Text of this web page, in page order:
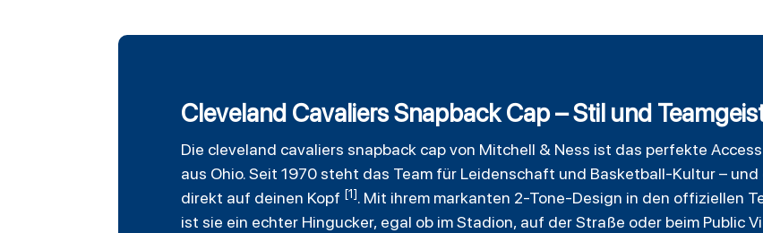
Cleveland Cavaliers Snapback Cap – Stil und
Die cleveland cavaliers snapback cap von Mitchell & Ness ist das perfekte
aus Ohio. Seit 1970 steht das Team für Leidenschaft und Basketball-Kultur –
direkt auf deinen Kopf [1]. Mit ihrem markanten 2-Tone-Design in den offiziellen
ist sie ein echter Hingucker, egal ob im Stadion, auf der Straße oder beim Public